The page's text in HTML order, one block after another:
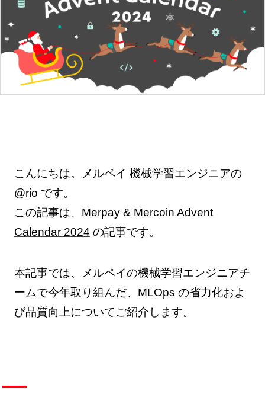
こんにちは。メルペイ 機械学習エンジニアの
@rio です。
この記事は、 Merpay & Mercoin Advent
Calendar 2024 の記事です。
本記事では、メルペイの機械学習エンジニアチ
ームで今年取り組んだ、MLOps の省力化およ
び品質向上についてご紹介します。